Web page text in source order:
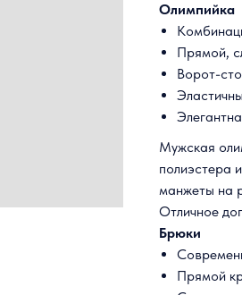
Олимпийка
Прямой,
Ворот-
Мужская
полиэстера
манжеты на
Отличное
Брюки
Прямой